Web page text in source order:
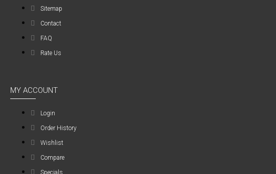
Sitemap
Contact
FAQ
Rate Us
MY ACCOUNT
Login
Order History
Wishlist
Compare
Specials